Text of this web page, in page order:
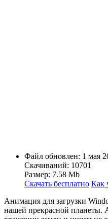
Файл обновлен: 1 мая
Скачиваний: 10701
Размер: 7.58 Mb
Скачать бесплатно Как
Анимация для загрузки
нашей прекрасной планеты.